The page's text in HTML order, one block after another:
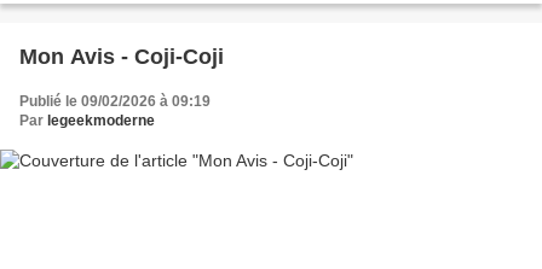
Mon Avis - Coji-Coji
Publié le 09/02/2026 à 09:19
Par legeekmoderne